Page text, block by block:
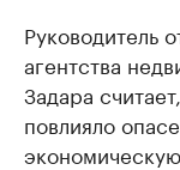
Руководитель
агентства
Задара
повлияло